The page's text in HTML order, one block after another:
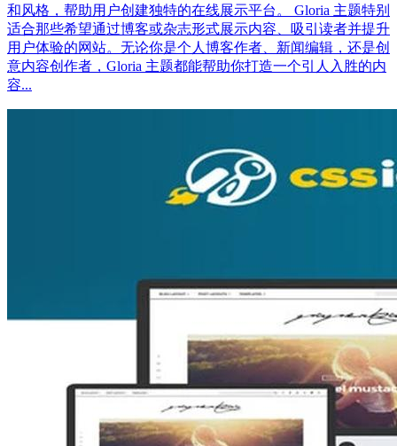
和风格，帮助用户创建独特的在线展示平台。 Gloria 主题特别
适合那些希望通过博客或杂志形式展示内容、吸引读者并提升
用户体验的网站。无论你是个人博客作者、新闻编辑，还是创
意内容创作者，Gloria 主题都能帮助你打造一个引人入胜的内
容...